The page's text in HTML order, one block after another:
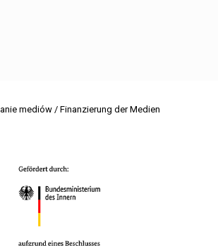
mediów / Finanzierung der Medien